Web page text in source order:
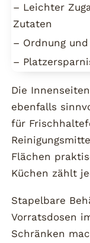
– Leichter
Zutaten
– Ordnung
–
Die
ebenfalls
für
Flächen
Küchen zählt
Stapelbare
Vorratsdosen
Schränken